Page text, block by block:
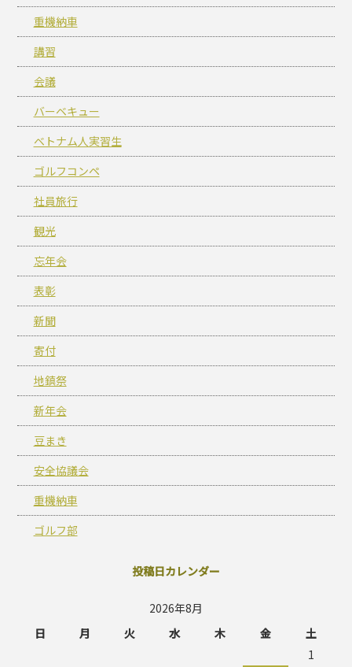
重機納車
講習
会議
バーベキュー
ベトナム人実習生
ゴルフコンペ
社員旅行
観光
忘年会
表彰
新聞
寄付
地鎮祭
新年会
豆まき
安全協議会
重機納車
ゴルフ部
投稿日カレンダー
2026年8月
日
月 火 水 木 金
土
1